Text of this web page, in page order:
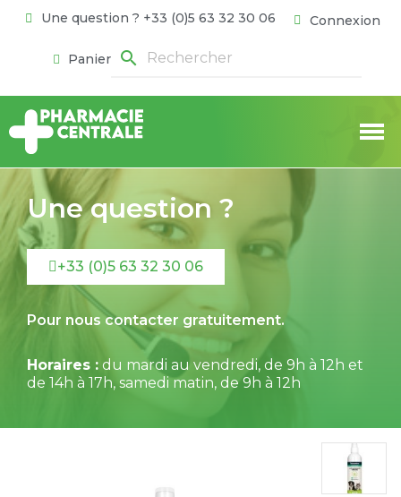
Une question ? +33 (0)5 63 32 30 06 Connexion
Panier search
Une question ?
+33 (0)5 63 32 30 06
Pour nous contacter gratuitement.
Horaires : du mardi au vendredi, de 9h à 12h et
de 14h à 17h, samedi matin, de 9h à 12h